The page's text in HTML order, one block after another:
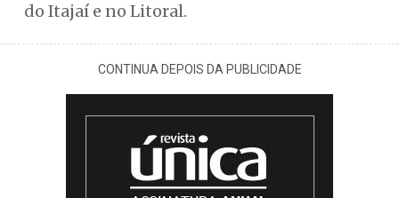
do Itajaí e no Litoral.
CONTINUA DEPOIS DA PUBLICIDADE